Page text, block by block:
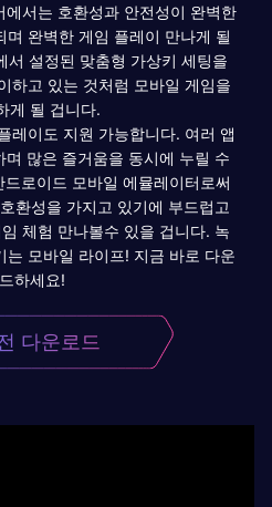
서는 호환성과 안전성이 완벽한
완벽한 게임 플레이 만나게 될
서 설정된 맞춤형 가상키 세팅을
하고 있는 것처럼 모바일 게임을
게 될 겁니다.
레이도 지원 가능합니다. 여러 앱
많은 즐거움을 동시에 누릴 수
로이드 모바일 에뮬레이터로써
환성을 가지고 있기에 부드럽고
체험 만나볼수 있을 겁니다. 녹
는 모바일 라이프! 지금 바로 다운
하세요!
다운로드